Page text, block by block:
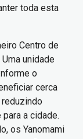
toda esta
Centro de
unidade
o
cerca
a cidade.
os Yanomami